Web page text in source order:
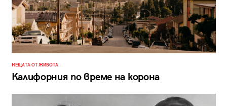
НЕЩАТА ОТ ЖИВОТА
Калифорния по време на корона